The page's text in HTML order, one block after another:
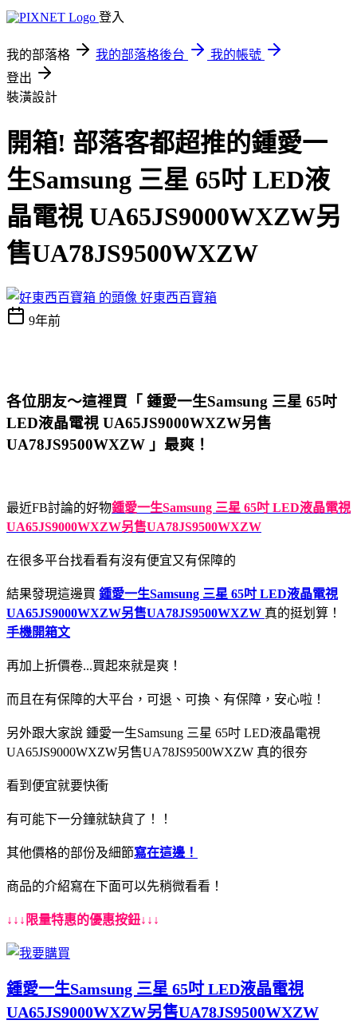
登入
我的部落格 我的部落格後台
我的帳號
登出
裝潢設計
開箱! 部落客都超推的鍾愛一
生Samsung 三星 65吋 LED液
晶電視 UA65JS9000WXZW另
售UA78JS9500WXZW
好東西百寶箱
9年前
各位朋友～這裡買「 鍾愛一生Samsung 三星 65吋
LED液晶電視 UA65JS9000WXZW另售
UA78JS9500WXZW 」最爽！
最近FB討論的好物鍾愛一生Samsung 三星 65吋 LED液晶電視
UA65JS9000WXZW另售UA78JS9500WXZW
在很多平台找看看有沒有便宜又有保障的
結果發現這邊買 鍾愛一生Samsung 三星 65吋 LED液晶電視
UA65JS9000WXZW另售UA78JS9500WXZW 真的挺划算！
手機開箱文
再加上折價卷...買起來就是爽！
而且在有保障的大平台，可退、可換、有保障，安心啦！
另外跟大家說 鍾愛一生Samsung 三星 65吋 LED液晶電視
UA65JS9000WXZW另售UA78JS9500WXZW 真的很夯
看到便宜就要快衝
有可能下一分鐘就缺貨了！！
其他價格的部份及細節寫在這邊！
商品的介紹寫在下面可以先稍微看看！
↓↓↓限量特惠的優惠按鈕↓↓↓
鍾愛一生Samsung 三星 65吋 LED液晶電視
UA65JS9000WXZW另售UA78JS9500WXZW